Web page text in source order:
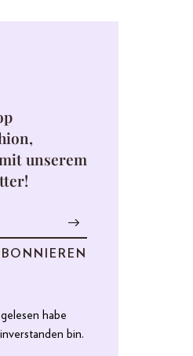
unserem
gelesen habe
bin.